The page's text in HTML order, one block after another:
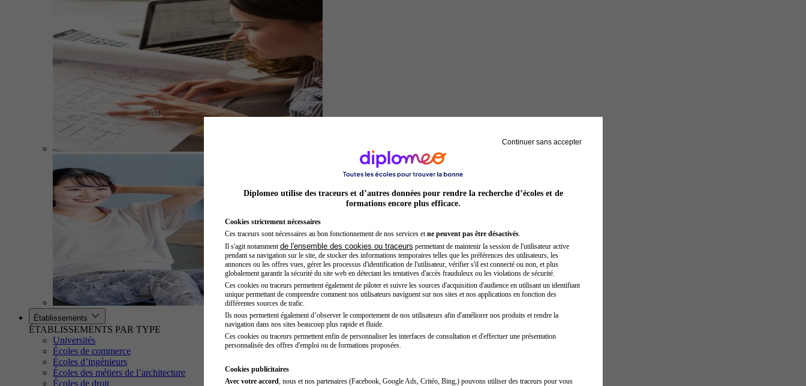
Établissements
ÉTABLISSEMENTS PAR TYPE
Universités
Écoles de commerce
Écoles d’ingénieurs
Écoles des métiers de l’architecture
Écoles de droit
Continuer sans accepter
Diplomeo utilise des traceurs et d’autres données pour rendre la recherche d’écoles et de
formations encore plus efficace.
Cookies strictement nécessaires
Ces traceurs sont nécessaires au bon fonctionnement de nos services et ne peuvent pas être désactivés.
Il s'agit notamment de l'ensemble des cookies ou traceurs permettant de maintenir la session de l'utilisateur active
pendant sa navigation sur le site, de stocker des informations temporaires telles que les préférences des utilisateurs, les
annonces ou les offres vues, gérer les processus d'identification de l'utilisateur, vérifier s'il est connecté ou non, et plus
globalement garantir la sécurité du site web en détectant les tentatives d'accès frauduleux ou les violations de sécurité.
Ces cookies ou traceurs permettent également de piloter et suivre les sources d'acquisition d'audience en utilisant un identifiant
unique permettant de comprendre comment nos utilisateurs naviguent sur nos sites et nos applications en fonction des
différentes sources de trafic.
Ils nous permettent également d’observer le comportement de nos utilisateurs afin d'améliorer nos produits et rendre la
navigation dans nos sites beaucoup plus rapide et fluide.
Ces cookies ou traceurs permettent enfin de personnaliser les interfaces de consultation et d'effectuer une présentation
personnalisée des offres d'emploi ou de formations proposées.
Cookies publicitaires
Avec votre accord , nous et nos partenaires (Facebook, Google Ads, Critéo, Bing,) pouvons utiliser des traceurs pour vous